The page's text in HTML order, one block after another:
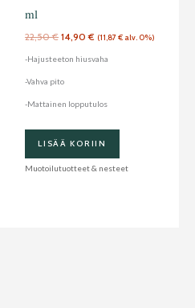
ml
22,50€ 14,90€ (11,87€ alv. 0%)
-Hajusteeton hiusvaha
-Vahva pito
-Mattainen lopputulos
LISÄÄ KORIIN
Muotoilutuotteet & nesteet